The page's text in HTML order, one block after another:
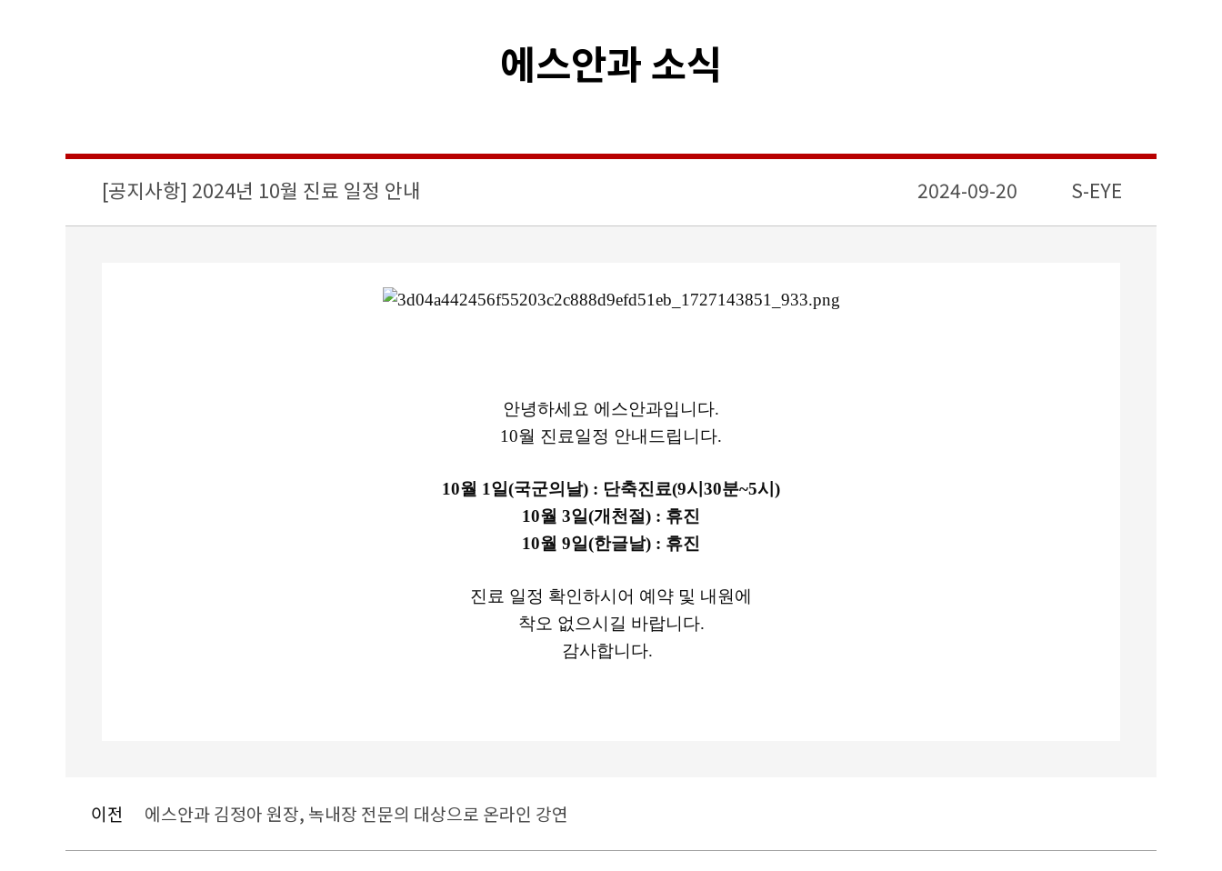
사회공헌
에스안과 소식
[공지사항] 2024년 10월 진료 일정 안내 2024-09-20 S-EYE
안녕하세요 에스안과입니다.
10월 진료일정 안내드립니다.
10월 1일(국군의날) : 단축진료(9시30분~5시)
10월 3일(개천절) : 휴진
10월 9일(한글날) : 휴진
진료 일정 확인하시어 예약 및 내원에
착오 없으시길 바랍니다.
감사합니다.
이전 에스안과 김정아 원장, 녹내장 전문의 대상으로 온라인 강연